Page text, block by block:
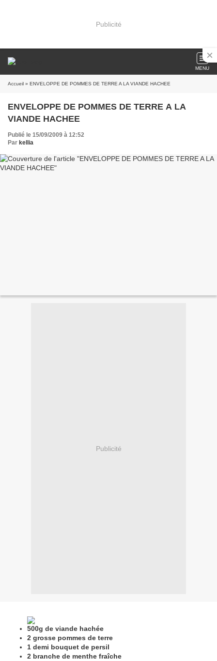
Publicité
MENU
Accueil » ENVELOPPE DE POMMES DE TERRE A LA VIANDE HACHEE
ENVELOPPE DE POMMES DE TERRE A LA
VIANDE HACHEE
Publié le 15/09/2009 à 12:52
Par kellia
Publicité
500g de viande hachée
2 grosse pommes de terre
1 demi bouquet de persil
2 branche de menthe fraîche